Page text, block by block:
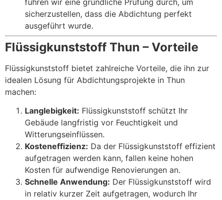
sicherzustellen, dass die Abdichtung perfekt
ausgeführt wurde.
Flüssigkunststoff Thun – Vorteile
Flüssigkunststoff bietet zahlreiche Vorteile, die ihn zur
idealen Lösung für Abdichtungsprojekte in Thun
machen:
Langlebigkeit: Flüssigkunststoff schützt Ihr
Gebäude langfristig vor Feuchtigkeit und
Witterungseinflüssen.
Kosteneffizienz: Da der Flüssigkunststoff effizient
aufgetragen werden kann, fallen keine hohen
Kosten für aufwendige Renovierungen an.
Schnelle Anwendung: Der Flüssigkunststoff wird
in relativ kurzer Zeit aufgetragen, wodurch Ihr